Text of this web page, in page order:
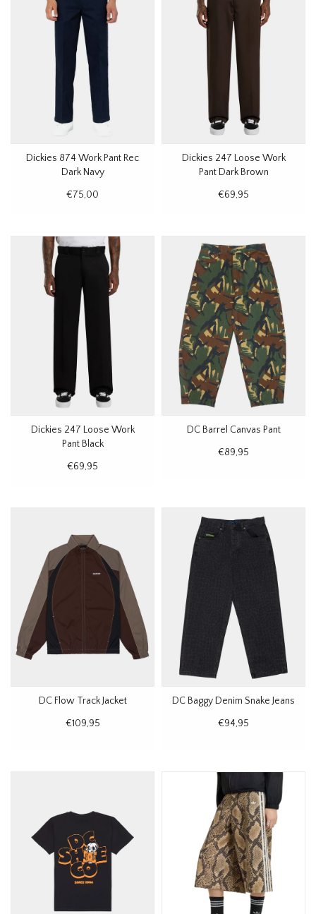
Dickies 874 Work Pant Rec
Dark Navy
€75,00
Dickies 247 Loose Work
Pant Dark Brown
€69,95
Dickies 247 Loose Work
Pant Black
€69,95
DC Barrel Canvas Pant
€89,95
DC Flow Track Jacket
€109,95
DC Baggy Denim Snake Jeans
€94,95